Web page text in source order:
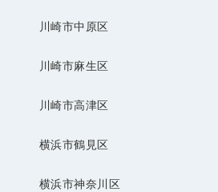
川崎市中原区
川崎市麻生区
川崎市高津区
横浜市鶴見区
横浜市神奈川区